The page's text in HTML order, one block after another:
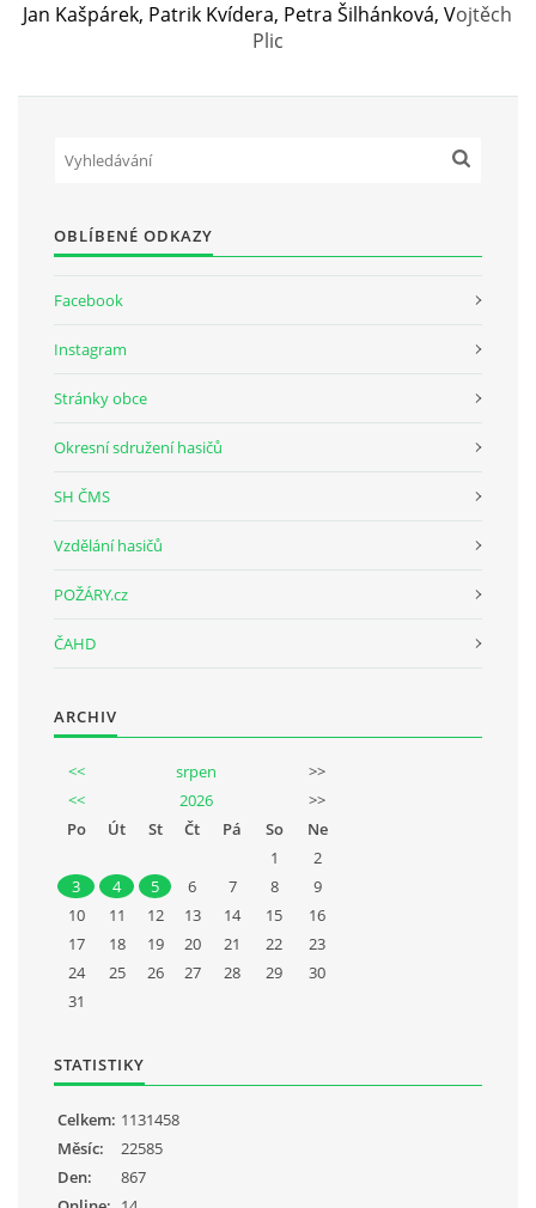
Jan Kašpárek, Patrik Kvídera, Petra Šilhánková, Vojtěch
Plic
OBLÍBENÉ ODKAZY
Facebook
Instagram
Stránky obce
Okresní sdružení hasičů
SH ČMS
Vzdělání hasičů
POŽÁRY.cz
ČAHD
ARCHIV
<< srpen
>>
<<
2026
>>
Po
Út St Čt Pá So
Ne
1
2
3
4 5 6 7 8
9
10
11 12 13 14 15
16
17
18 19 20 21 22
23
24
25 26 27 28 29
30
31
STATISTIKY
Celkem: 1131458
Měsíc:
22585
Den:
867